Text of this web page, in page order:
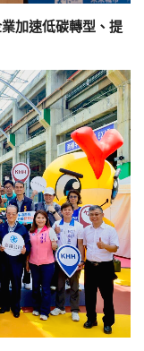
加速低碳轉型、提